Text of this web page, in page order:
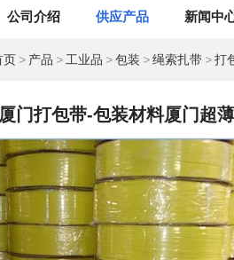
公司介绍 供应产品 新闻中
页 > 产品 > 工业品 >包装 >绳索扎带 >打
门打包带-包装材料厦门超